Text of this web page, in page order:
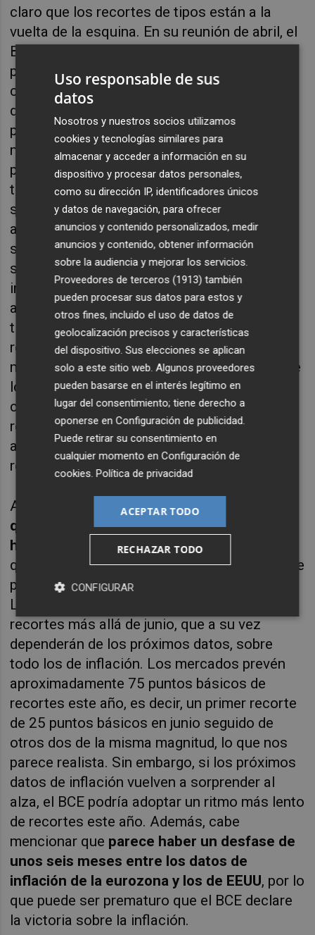
claro que los recortes de tipos están a la
vuelta de la esquina. En su reunión de abril, el
BCE mantuvo los tipos sin cambios, pero
podría ser la última vez, ya que el banco
central dejó claro a los mercados que está
dispuesto a relajar la política monetaria en su
próxima reunión de junio. Actualmente los
mercados asignan aproximadamente una
probabilidad del 90% a un primer recorte de
tipos en junio. Nuestras expectativas son
similares y creemos que el entorno es el
adecuado para que el BCE empiece a relajar
su política monetaria. El banco central se
siente alentado por los avances en la
inflación de la eurozona, lo que debería
allanar el camino para un primer recorte de
tipos de 25 puntos básicos en la próxima
reunión del BCE que se celebra en junio. A
más largo plazo, si bien es poco probable que
los últimos datos de inflación de la eurozona
cambien los planes del banco central de
recortar los tipos en junio, podrían ser un
argumento a favor de un ritmo más lento de
recortes en 2024.
Así las cosas,
cada vez parece más claro
que las buenas noticias para los
hipotecados llegarán a partir de junio
que junto con los recortes de tipos del BCE se
producirá una caída significativa del Euríbor.
La cuestión clave ahora es el ritmo de los
recortes más allá de junio, que a su vez
dependerán de los próximos datos, sobre
todo los de inflación. Los mercados prevén
aproximadamente 75 puntos básicos de
recortes este año, es decir, un primer recorte
de 25 puntos básicos en junio seguido de
otros dos de la misma magnitud, lo que nos
parece realista. Sin embargo, si los próximos
datos de inflación vuelven a sorprender al
alza, el BCE podría adoptar un ritmo más lento
de recortes este año. Además, cabe
mencionar que parece haber un desfase de
unos seis meses entre los datos de
inflación de la eurozona y los de EEUU, por lo
que puede ser prematuro que el BCE declare
la victoria sobre la inflación.
Uso responsable de sus
datos
Nosotros y nuestros socios utilizamos
cookies y tecnologías similares para
almacenar y acceder a información en su
dispositivo y procesar datos personales,
como su dirección IP, identificadores únicos
y datos de navegación, para ofrecer
anuncios y contenido personalizados, medir
anuncios y contenido, obtener información
sobre la audiencia y mejorar los servicios.
Proveedores de terceros (1913) también
pueden procesar sus datos para estos y
otros fines, incluido el uso de datos de
geolocalización precisos y características
del dispositivo. Sus elecciones se aplican
solo a este sitio web. Algunos proveedores
pueden basarse en el interés legítimo en
lugar del consentimiento; tiene derecho a
oponerse enConfiguración de publicidad
Puede retirar su consentimiento en
cualquier momento enConfiguración de
cookies .Política de privacidad
ACEPTAR TODO
RECHAZAR TODO
CONFIGURAR